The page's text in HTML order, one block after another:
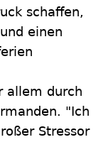
schaffen,
einen
allem durch
"Ich
Stressor